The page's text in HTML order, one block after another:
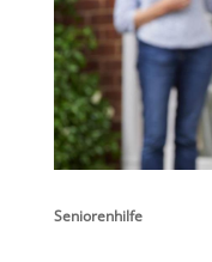
Seniorenhilfe